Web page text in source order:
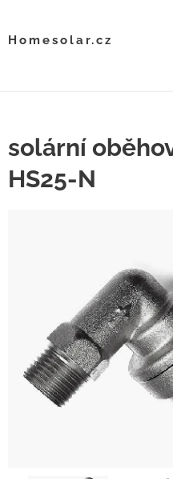
Homesolar.cz
solární
HS25-N